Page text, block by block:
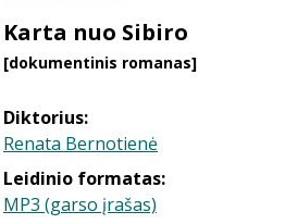
Karta nuo Sibiro
[dokumentinis romanas]
Diktorius:
Renata Bernotienė
Leidinio formatas:
MP3 (garso įrašas)